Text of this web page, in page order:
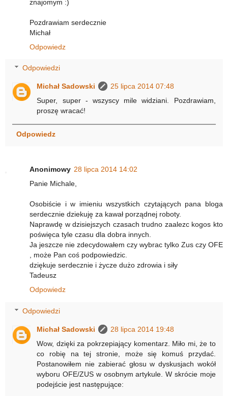
znajomym :)
Pozdrawiam serdecznie
Michał
Odpowiedz
Odpowiedzi
Michał Sadowski
25 lipca 2014 07:48
Super, super - wszyscy mile widziani. Pozdrawiam,
proszę wracać!
Odpowiedz
Anonimowy 28 lipca 2014 14:02
Panie Michale,
Osobiście i w imieniu wszystkich czytających pana bloga
serdecznie dziekuję za kawał porządnej roboty.
Naprawdę w dzisiejszych czasach trudno zaalezc kogos kto
poświęca tyle czasu dla dobra innych.
Ja jeszcze nie zdecydowałem czy wybrac tylko Zus czy OFE
, może Pan coś podpowiedzic.
dziękuje serdecznie i życze dużo zdrowia i siły
Tadeusz
Odpowiedz
Odpowiedzi
Michał Sadowski
28 lipca 2014 19:48
Wow, dzięki za pokrzepiający komentarz. Miło mi, że to
co robię na tej stronie, może się komuś przydać.
Postanowiłem nie zabierać głosu w dyskusjach wokół
wyboru OFE/ZUS w osobnym artykule. W skrócie moje
podejście jest następujące: